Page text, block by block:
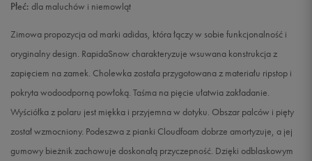
26 15,3 cm Powiadom o dostępności
16,1 cm
Płeć: dla maluchów i niemowląt
Zimowa propozycja od marki adidas, która łączy w sobie funkcjonalność i
oryginalny design. RapidaSnow charakteryzuje wsuwana konstrukcja z
zapięciem na zamek. Cholewka została przygotowana z materiału ripstop i
pokryta wodoodporną powłoką. Taśma na pięcie ułatwia zakładanie.
Wyściółka z polaru jest miękka i przyjemna w dotyku. Obszar palców i pięty
został wzmocniony. Podeszwa z pianki Cloudfoam dobrze amortyzuje, a jej
gumowy bieżnik zachowuje doskonałą przyczepność. Dzięki odblaskowym